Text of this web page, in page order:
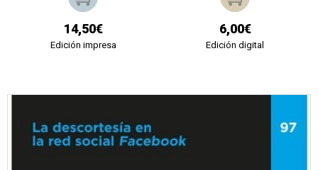
14,50€
Edición impresa
6,00€
Edición digital